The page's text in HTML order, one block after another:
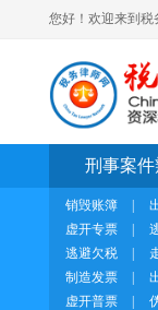
您好！欢迎来到
刑事案件
销毁账簿
虚开专票
逃避欠税
制造发票
虚开普票